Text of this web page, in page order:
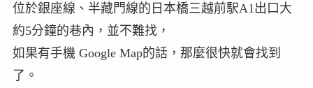
位於銀座線、半藏門線的日本橋三越前駅A1出口大
約5分鐘的巷內，並不難找，
如果有手機 Google Map的話，那麼很快就會找到
了。